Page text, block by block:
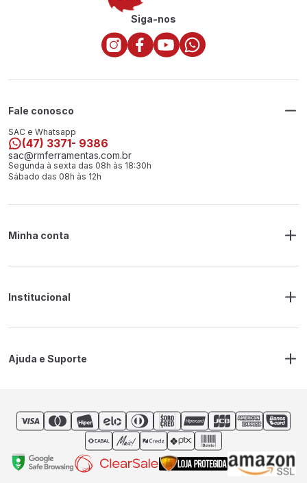
Siga-nos
Fale conosco
SAC e Whatsapp
(47) 3371- 9386
sac@rmferramentas.com.br
Segunda à sexta das 08h às 18:30h
Sábado das 08h às 12h
Minha conta
Endereço de Entrega
Institucional
Politica de Privacidade
Ajuda e Suporte